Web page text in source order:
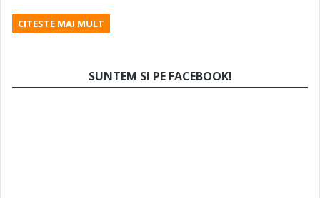
CITESTE MAI MULT
SUNTEM SI PE FACEBOOK!